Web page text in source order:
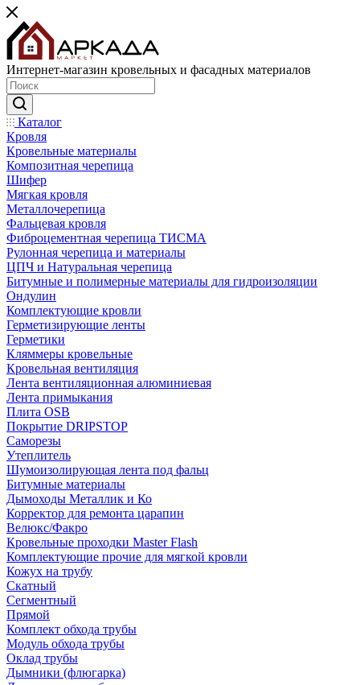
Интернет-магазин кровельных и фасадных материалов
Каталог
Кровля
Кровельные материалы
Композитная черепица
Шифер
Мягкая кровля
Металлочерепица
Фальцевая кровля
Фиброцементная черепица ТИСМА
Рулонная черепица и материалы
ЦПЧ и Натуральная черепица
Битумные и полимерные материалы для гидроизоляции
Ондулин
Комплектующие кровли
Герметизирующие ленты
Герметики
Кляммеры кровельные
Кровельная вентиляция
Лента вентиляционная алюминиевая
Лента примыкания
Плита OSB
Покрытие DRIPSTOP
Саморезы
Утеплитель
Шумоизолирующая лента под фальц
Битумные материалы
Дымоходы Металлик и Ко
Корректор для ремонта царапин
Велюкс/Факро
Кровельные проходки Master Flash
Комплектующие прочие для мягкой кровли
Кожух на трубу
Скатный
Сегментный
Прямой
Комплект обхода трубы
Модуль обхода трубы
Оклад трубы
Дымники (флюгарка)